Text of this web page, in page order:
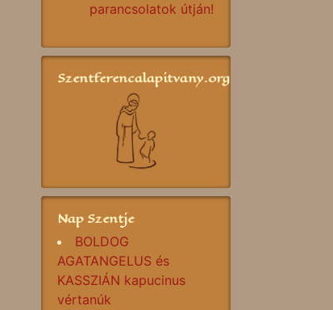
parancsolatok útján!
Szentferencalapitvany.org
Nap Szentje
BOLDOG
AGATANGELUS és
KASSZIÁN kapucinus
vértanúk